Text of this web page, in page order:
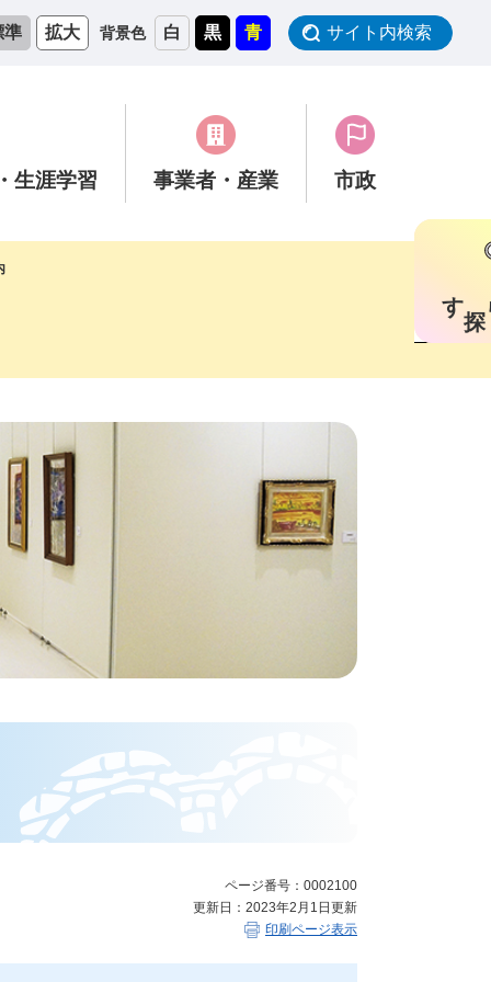
準 拡大 背景色 白 黒 青 サイト内検索
・生涯学習 事業者 ・産業 市政
す
ページ番号：0002100
更新日：2023年2月1日更新
印刷ページ表示